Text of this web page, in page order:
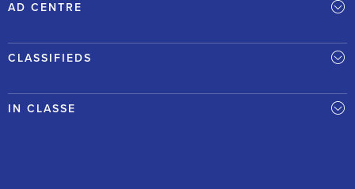
AD CENTRE
CLASSIFIEDS
IN CLASSE